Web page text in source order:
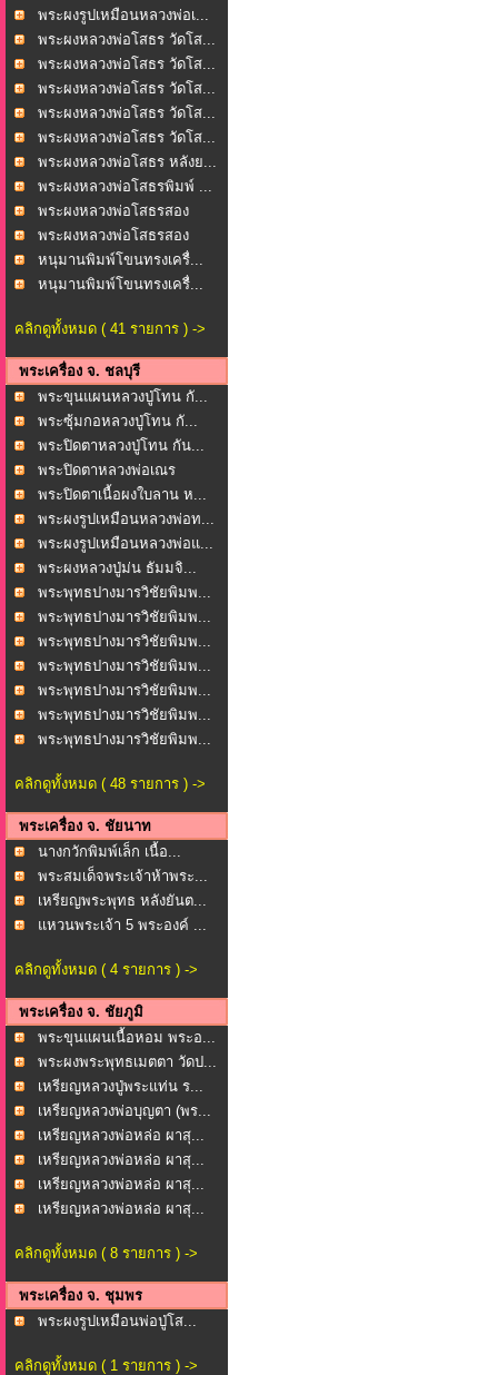
ย...
พระผงรูปเหมือนหลวงพ่อเ...
พระผงหลวงพ่อโสธร วัดโส...
พระผงหลวงพ่อโสธร วัดโส...
พระผงหลวงพ่อโสธร วัดโส...
พระผงหลวงพ่อโสธร วัดโส...
พระผงหลวงพ่อโสธร วัดโส...
พระผงหลวงพ่อโสธร หลังย...
พระผงหลวงพ่อโสธรพิมพ์ ...
พระผงหลวงพ่อโสธรสอง
หน้...พระผงหลวงพ่อโสธรสอง
หน้...หนุมานพิมพ์โขนทรงเครื่...
หนุมานพิมพ์โขนทรงเครื่...
คลิกดูทั้งหมด ( 41 รายการ ) ->
พระเครื่อง จ. ชลบุรี
พระขุนแผนหลวงปู่โทน กั...
พระซุ้มกอหลวงปู่โทน กั...
พระปิดตาหลวงปู่โทน กัน...
พระปิดตาหลวงพ่อเณร
โพธ...พระปิดตาเนื้อผงใบลาน ห...
พระผงรูปเหมือนหลวงพ่อท...
พระผงรูปเหมือนหลวงพ่อแ...
พระผงหลวงปู่ม่น ธัมมจิ...
พระพุทธปางมารวิชัยพิมพ...
พระพุทธปางมารวิชัยพิมพ...
พระพุทธปางมารวิชัยพิมพ...
พระพุทธปางมารวิชัยพิมพ...
พระพุทธปางมารวิชัยพิมพ...
พระพุทธปางมารวิชัยพิมพ...
พระพุทธปางมารวิชัยพิมพ...
คลิกดูทั้งหมด ( 48 รายการ ) ->
พระเครื่อง จ. ชัยนาท
นางกวักพิมพ์เล็ก เนื้อ...
พระสมเด็จพระเจ้าห้าพระ...
เหรียญพระพุทธ หลังยันต...
แหวนพระเจ้า 5 พระองค์ ...
คลิกดูทั้งหมด ( 4 รายการ ) ->
พระเครื่อง จ. ชัยภูมิ
พระขุนแผนเนื้อหอม พระอ...
พระผงพระพุทธเมตตา วัดป...
เหรียญหลวงปู่พระแท่น ร...
เหรียญหลวงพ่อบุญตา (พร...
เหรียญหลวงพ่อหล่อ ผาสุ...
เหรียญหลวงพ่อหล่อ ผาสุ...
เหรียญหลวงพ่อหล่อ ผาสุ...
เหรียญหลวงพ่อหล่อ ผาสุ...
คลิกดูทั้งหมด ( 8 รายการ ) ->
พระเครื่อง จ. ชุมพร
พระผงรูปเหมือนพ่อปู่โส...
คลิกดูทั้งหมด ( 1 รายการ ) ->